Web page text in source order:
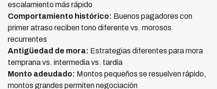
escalamiento más rápido
Comportamiento histórico: Buenos pagadores con
primer atraso reciben tono diferente vs. morosos
recurrentes
Antigüedad de mora: Estrategias diferentes para mora
temprana vs. intermedia vs. tardía
Monto adeudado: Montos pequeños se resuelven rápido,
montos grandes permiten negociación